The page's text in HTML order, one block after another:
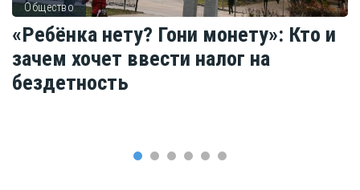
Общество
«Ребёнка нету? Гони монету»: Кто и
зачем хочет ввести налог на
бездетность